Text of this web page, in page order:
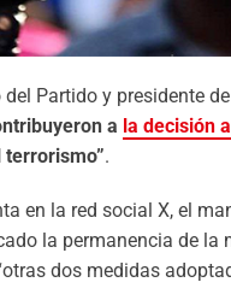
del Partido y presidente
a la decisión
.
en la red social X, el
la permanencia de la
dos medidas